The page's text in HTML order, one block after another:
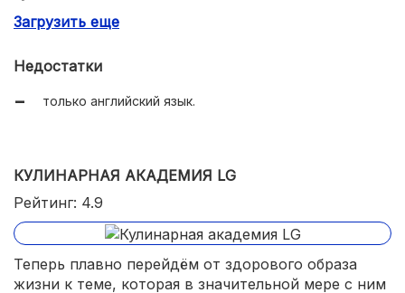
голосовые подсказки;
Загрузить еще
Недостатки
только английский язык.
КУЛИНАРНАЯ АКАДЕМИЯ LG
Рейтинг: 4.9
Теперь плавно перейдём от здорового образа
жизни к теме, которая в значительной мере с ним